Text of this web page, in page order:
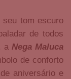
seu tom escuro
de todos
aNega Maluca
de conforto
aniversário e